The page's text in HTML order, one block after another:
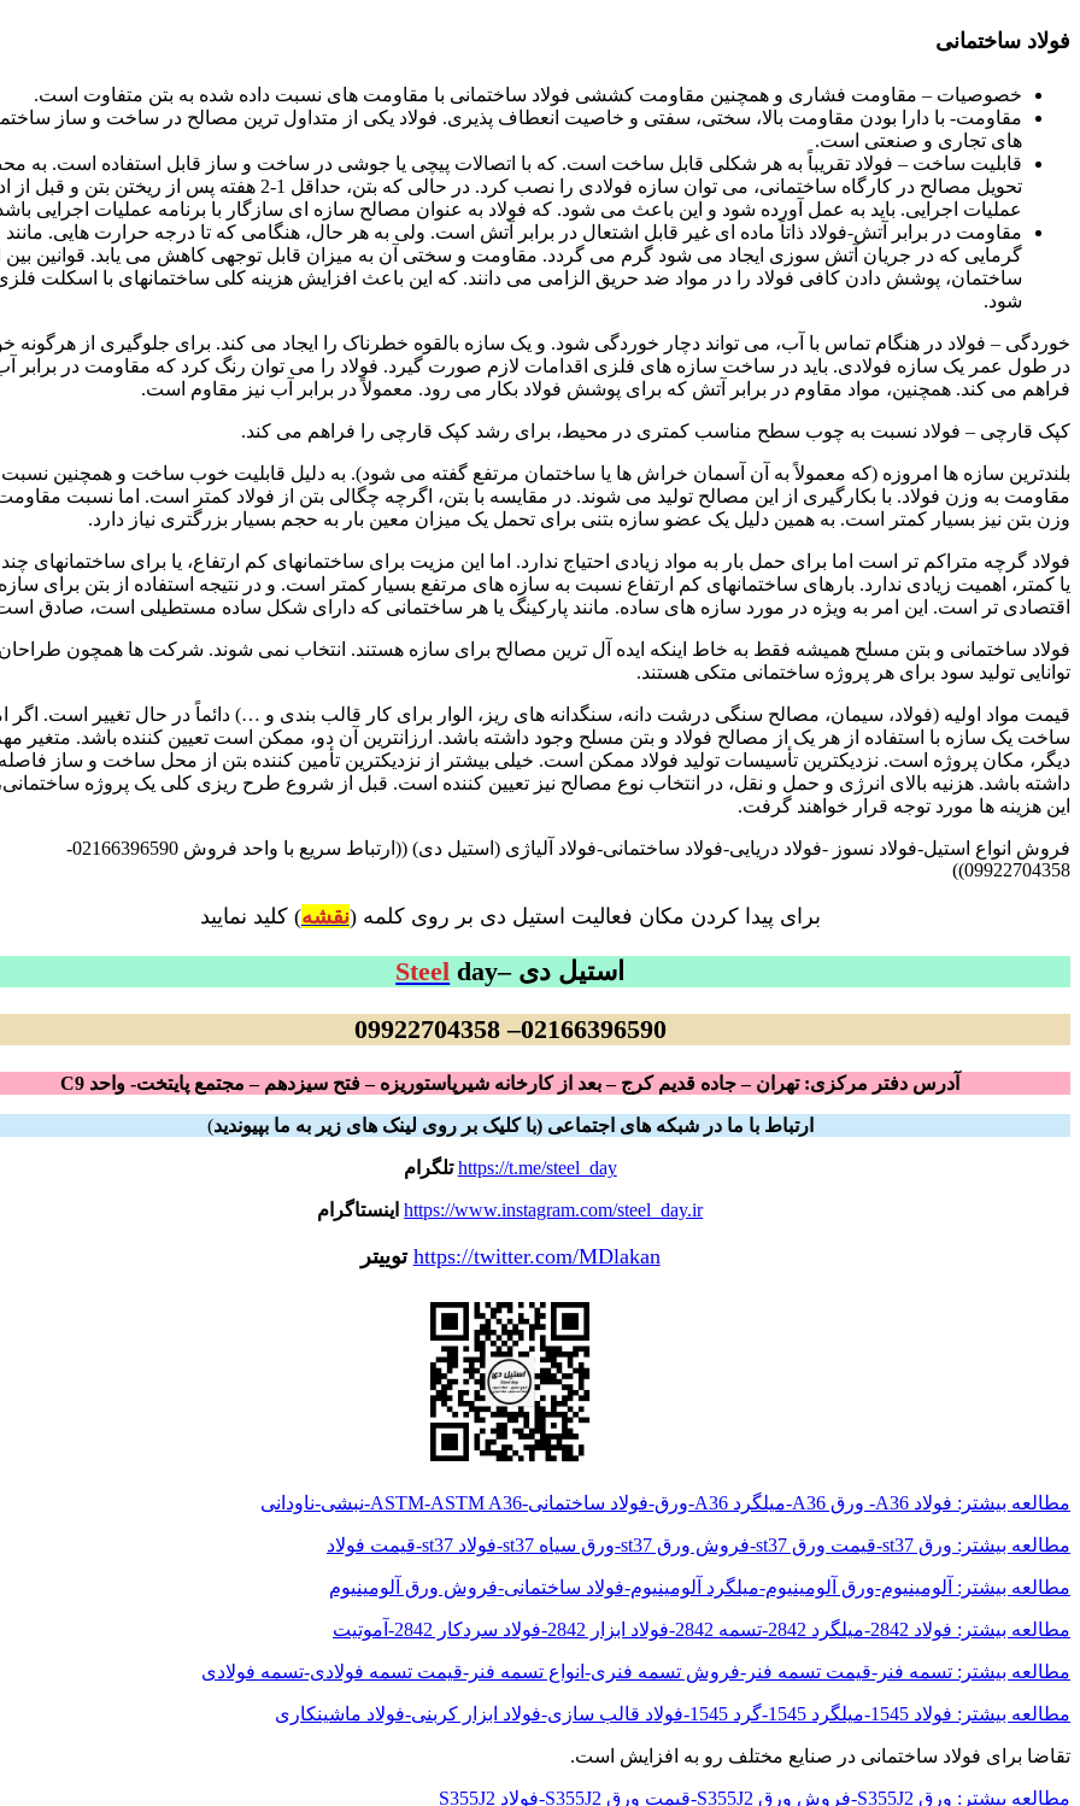
فولاد ساختمانی
خصوصیات – مقاومت فشاری و همچنین مقاومت کششی فولاد ساختمانی با مقاومت های نسبت داده شده به بتن متفاوت است.
مقاومت- با دارا بودن مقاومت بالا، سختی، سفتی و خاصیت انعطاف پذیری. فولاد یکی از متداول ترین مصالح در ساخت و ساز
های تجاری و صنعتی است.
قابلیت ساخت – فولاد تقریباً به هر شکلی قابل ساخت است. که با اتصالات پیچی یا جوشی در ساخت و ساز قابل استفاده است. به
تحویل مصالح در کارگاه ساختمانی، می توان سازه فولادی را نصب کرد. در حالی که بتن، حداقل 1-2 هفته پس از ریختن بتن
عملیات اجرایی. باید به عمل آورده شود و این باعث می شود. که فولاد به عنوان مصالح سازه ای سازگار با برنامه عملیات اجرایی
مقاومت در برابر آتش-فولاد ذاتاً ماده ای غیر قابل اشتعال در برابر آتش است. ولی به هر حال، هنگامی که تا درجه حرارت هایی. مانند
گرمایی که در جریان آتش سوزی ایجاد می شود گرم می گردد. مقاومت و سختی آن به میزان قابل توجهی کاهش می یابد. قوانین بین
ساختمان، پوشش دادن کافی فولاد را در مواد ضد حریق الزامی می دانند. که این باعث افزایش هزینه کلی ساختمانهای با اسکلت
شود.
خوردگی – فولاد در هنگام تماس با آب، می تواند دچار خوردگی شود. و یک سازه بالقوه خطرناک را ایجاد می کند. برای جلوگیری از هرگونه
در طول عمر یک سازه فولادی. باید در ساخت سازه های فلزی اقدامات لازم صورت گیرد. فولاد را می توان رنگ کرد که مقاومت در برابر آب
فراهم می کند. همچنین، مواد مقاوم در برابر آتش که برای پوشش فولاد بکار می رود. معمولاً در برابر آب نیز مقاوم است.
کپک قارچی – فولاد نسبت به چوب سطح مناسب کمتری در محیط، برای رشد کپک قارچی را فراهم می کند.
بلندترین سازه ها امروزه (که معمولاً به آن آسمان خراش ها یا ساختمان مرتفع گفته می شود). به دلیل قابلیت خوب ساخت و همچنین نسبت
مقاومت به وزن فولاد. با بکارگیری از این مصالح تولید می شوند. در مقایسه با بتن، اگرچه چگالی بتن از فولاد کمتر است. اما نسبت
وزن بتن نیز بسیار کمتر است. به همین دلیل یک عضو سازه بتنی برای تحمل یک میزان معین بار به حجم بسیار بزرگتری نیاز دارد.
فولاد گرچه متراکم تر است اما برای حمل بار به مواد زیادی احتیاج ندارد. اما این مزیت برای ساختمانهای کم ارتفاع، یا برای ساختمانهای
یا کمتر، اهمیت زیادی ندارد. بارهای ساختمانهای کم ارتفاع نسبت به سازه های مرتفع بسیار کمتر است. و در نتیجه استفاده از بتن برای سازه
اقتصادی تر است. این امر به ویژه در مورد سازه های ساده. مانند پارکینگ یا هر ساختمانی که دارای شکل ساده مستطیلی است، صادق
فولاد ساختمانی و بتن مسلح همیشه فقط به خاط اینکه ایده آل ترین مصالح برای سازه هستند. انتخاب نمی شوند. شرکت ها همچون
توانایی تولید سود برای هر پروژه ساختمانی متکی هستند.
قیمت مواد اولیه (فولاد، سیمان، مصالح سنگی درشت دانه، سنگدانه های ریز، الوار برای کار قالب بندی و …) دائماً در حال تغییر است. اگر
ساخت یک سازه با استفاده از هر یک از مصالح فولاد و بتن مسلح وجود داشته باشد. ارزانترین آن دو، ممکن است تعیین کننده باشد. متغیر
دیگر، مکان پروژه است. نزدیکترین تأسیسات تولید فولاد ممکن است. خیلی بیشتر از نزدیکترین تأمین کننده بتن از محل ساخت و ساز فاصله
داشته باشد. هزنیه بالای انرژی و حمل و نقل، در انتخاب نوع مصالح نیز تعیین کننده است. قبل از شروع طرح ریزی کلی یک پروژه
این هزینه ها مورد توجه قرار خواهند گرفت.
فروش انواع استیل-فولاد نسوز -فولاد دریایی-فولاد ساختمانی-فولاد آلیاژی (استیل دی) ((ارتباط سریع با واحد فروش 02166396590-
09922704358))
برای پیدا کردن مکان فعالیت استیل دی بر روی کلمه (نقشه) کلید نمایید
استیل دی – Steel day
02166396590– 09922704358
آدرس دفتر مرکزی: تهران – جاده قدیم کرج – بعد از کارخانه شیرپاستوریزه – فتح سیزدهم – مجتمع پایتخت- واحد C9
ارتباط با ما در شبکه های اجتماعی (با کلیک بر روی لینک های زیر به ما بپیوندید)
https://t.me/steel_day تلگرام
https://www.instagram.com/steel_day.irاینستاگرام
https://twitter.com/MDlakan توییتر
مطالعه بیشتر: فولاد A36- ورق A36-میلگرد A36-ورق-فولاد ساختمانی-ASTM-ASTM A36-نبشی-ناودانی
مطالعه بیشتر: ورق st37-قیمت ورق st37-فروش ورق st37-ورق سیاه st37-فولاد st37-قیمت فولاد
مطالعه بیشتر: آلومینیوم-ورق آلومینیوم-میلگرد آلومینیوم-فولاد ساختمانی-فروش ورق آلومینیوم
مطالعه بیشتر: فولاد 2842-میلگرد 2842-تسمه 2842-فولاد ابزار 2842-فولاد سردکار 2842-آموتیت
مطالعه بیشتر: تسمه فنر-قیمت تسمه فنر-فروش تسمه فنری-انواع تسمه فنر-قیمت تسمه فولادی-تسمه فولادی
مطالعه بیشتر: فولاد 1545-میلگرد 1545-گرد 1545-فولاد قالب سازی-فولاد ابزار کربنی-فولاد ماشینکاری
تقاضا برای فولاد ساختمانی در صنایع مختلف رو به افزایش است.
مطالعه بیشتر: ورق S355J2-فروش ورق S355J2-قیمت ورق S355J2-فولاد S355J2